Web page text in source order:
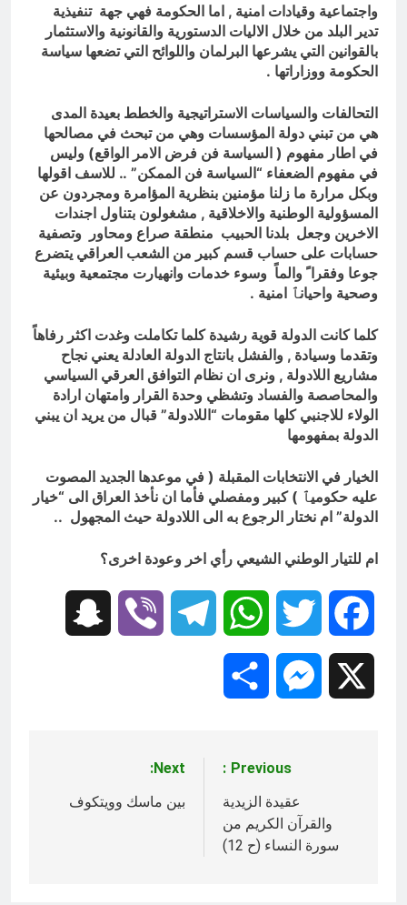
واجتماعية وقيادات امنية , اما الحكومة فهي جهة تنفيذية
تدير البلد من خلال الاليات الدستورية والقانونية والاستثمار
بالقوانين التي يشرعها البرلمان واللوائح التي تضعها سياسة
الحكومة ووزاراتها .
التحالفات والسياسات الاستراتيجية والخطط بعيدة المدى
هي من تبني دولة المؤسسات وهي من تبحث في مصالحها
في اطار مفهوم ( السياسة فن فرض الامر الواقع) وليس
في مفهوم الضعفاء “السياسة فن الممكن” .. للاسف اقولها
وبكل مرارة ما زلنا مؤمنين بنظرية المؤامرة ومجردون عن
المسؤولية الوطنية والاخلاقية , مشغولون بتناول اجندات
الاخرين وجعل بلدنا الحبيب منطقة صراع ومحاور وتصفية
حسابات على حساب قسم كبير من الشعب العراقي يتضرع
جوعا وفقرا ً والماً وسوء خدمات وانهيارت مجتمعية وبيئية
وصحية واحيانٱ امنية .
كلما كانت الدولة قوية رشيدة كلما تكاملت وغدت اكثر رفاهاً
وتقدما وسيادة , والفشل بانتاج الدولة العادلة يعني نجاح
مشاريع اللادولة , ونرى ان نظام التوافق العرقي السياسي
والمحاصصة والفساد وتشظي وحدة القرار وامتهان ارادة
الولاء للاجنبي كلها مقومات “اللادولة” قبال من يريد ان يبني
الدولة بمفهومها
الخيار في الانتخابات المقبلة ( في موعدها الجديد المصوت
عليه حكوميٱ ) كبير ومفصلي فأما ان نأخذ العراق الى “خيار
الدولة” ام نختار الرجوع به الى اللادولة حيث المجهول ..
ام للتيار الوطني الشيعي رأي اخر وعودة اخرى؟
Facebook
Twitter
WhatsApp
Telegram
Viber
Messenger
المقالات
Previous:
عقيدة الزيدية
والقرآن الكريم من
سورة النساء (ح 12)
Next:
بين ماسك وويتكوف